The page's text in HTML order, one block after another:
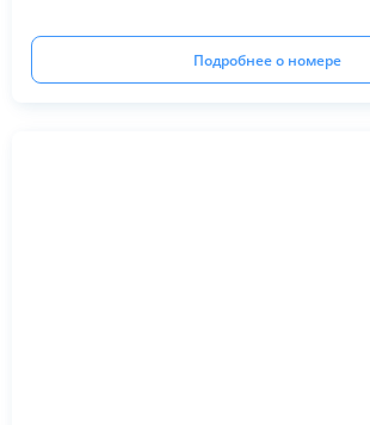
Подробнее о номере